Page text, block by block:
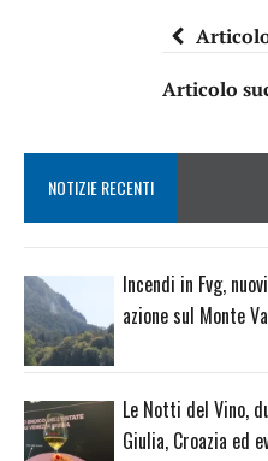
Articolo
NOTIZIE RECENTI
Incendi in Fvg,
azione sul Monte
Le Notti del Vino,
Giulia, Croazia ed